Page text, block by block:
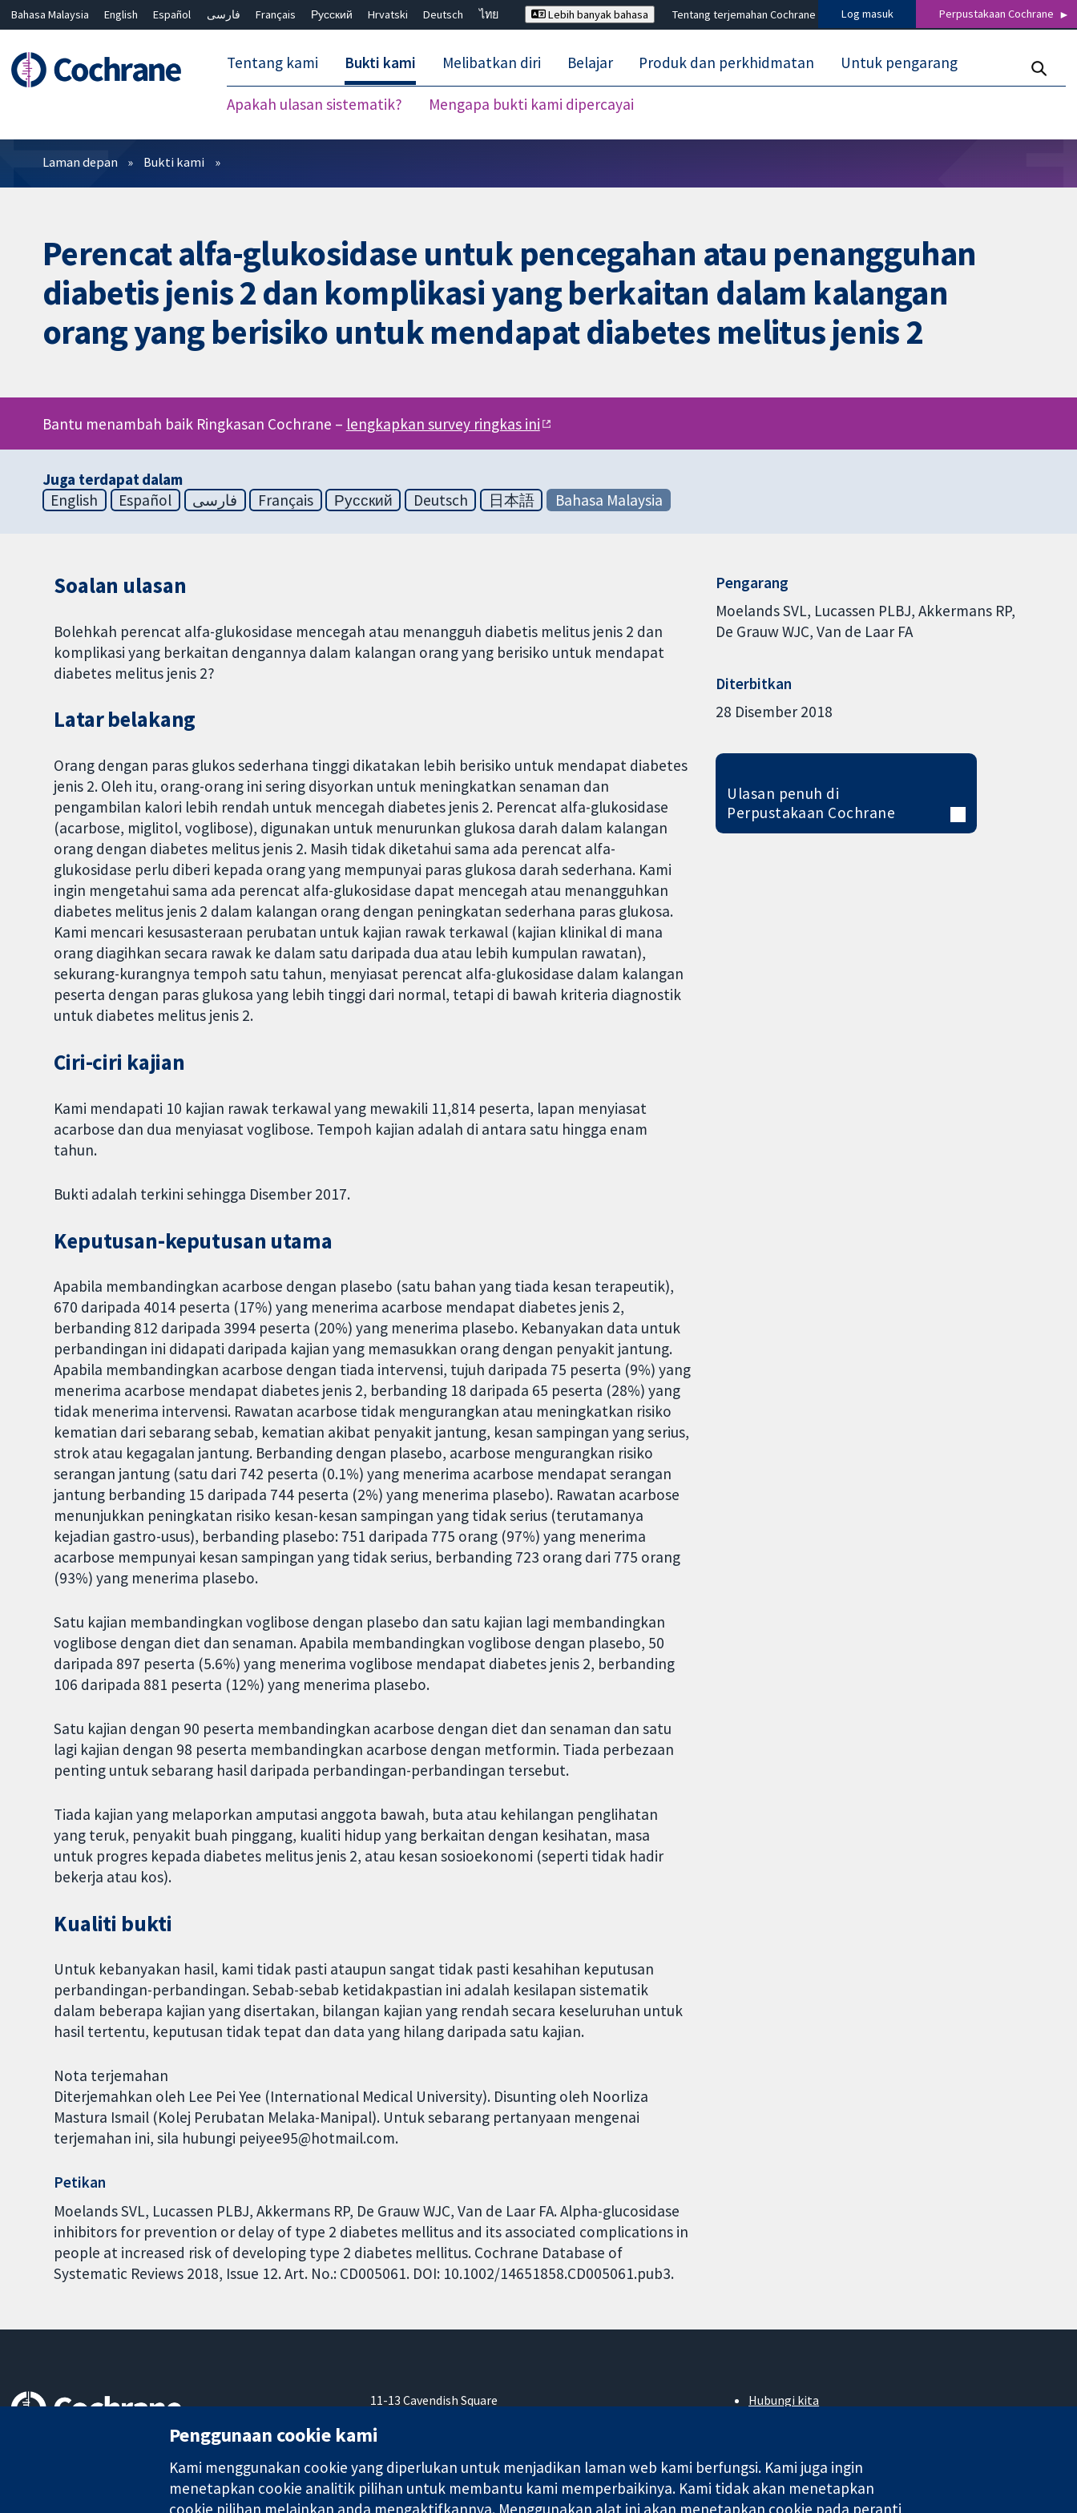
Bahasa Malaysia English Español فارسی Français Русский Hrvatski Deutsch
ไทย
Lebih banyak bahasa Tentang terjemahan Cochrane Log masuk Perpustakaan Cochrane
Tentang kami Bukti kami
Apakah ulasan sistematik? Mengapa bukti kami dipercayai
Melibatkan diri Belajar Produk dan perkhidmatan Untuk pengarang
Penapis
Laman depan Bukti kami
Perencat alfa-glukosidase untuk pencegahan atau penangguhan
diabetis jenis 2 dan komplikasi yang berkaitan dalam kalangan
orang yang berisiko untuk mendapat diabetes melitus jenis 2
Bantu menambah baik Ringkasan Cochrane – lengkapkan survey ringkas ini
Juga terdapat dalam
English
Español فارسی Français Русский Deutsch 日本語 Bahasa Malaysia
Soalan ulasan
Bolehkah perencat alfa-glukosidase mencegah atau menangguh diabetis melitus jenis 2 dan
komplikasi yang berkaitan dengannya dalam kalangan orang yang berisiko untuk mendapat
diabetes melitus jenis 2?
Latar belakang
Orang dengan paras glukos sederhana tinggi dikatakan lebih berisiko untuk mendapat diabetes
jenis 2. Oleh itu, orang-orang ini sering disyorkan untuk meningkatkan senaman dan
pengambilan kalori lebih rendah untuk mencegah diabetes jenis 2. Perencat alfa-glukosidase
(acarbose, miglitol, voglibose), digunakan untuk menurunkan glukosa darah dalam kalangan
orang dengan diabetes melitus jenis 2. Masih tidak diketahui sama ada perencat alfa-
glukosidase perlu diberi kepada orang yang mempunyai paras glukosa darah sederhana. Kami
ingin mengetahui sama ada perencat alfa-glukosidase dapat mencegah atau menangguhkan
diabetes melitus jenis 2 dalam kalangan orang dengan peningkatan sederhana paras glukosa.
Kami mencari kesusasteraan perubatan untuk kajian rawak terkawal (kajian klinikal di mana
orang diagihkan secara rawak ke dalam satu daripada dua atau lebih kumpulan rawatan),
sekurang-kurangnya tempoh satu tahun, menyiasat perencat alfa-glukosidase dalam kalangan
peserta dengan paras glukosa yang lebih tinggi dari normal, tetapi di bawah kriteria diagnostik
untuk diabetes melitus jenis 2.
Ciri-ciri kajian
Kami mendapati 10 kajian rawak terkawal yang mewakili 11,814 peserta, lapan menyiasat
acarbose dan dua menyiasat voglibose. Tempoh kajian adalah di antara satu hingga enam
tahun.
Bukti adalah terkini sehingga Disember 2017.
Keputusan-keputusan utama
Apabila membandingkan acarbose dengan plasebo (satu bahan yang tiada kesan terapeutik),
670 daripada 4014 peserta (17%) yang menerima acarbose mendapat diabetes jenis 2,
berbanding 812 daripada 3994 peserta (20%) yang menerima plasebo. Kebanyakan data untuk
perbandingan ini didapati daripada kajian yang memasukkan orang dengan penyakit jantung.
Apabila membandingkan acarbose dengan tiada intervensi, tujuh daripada 75 peserta (9%) yang
menerima acarbose mendapat diabetes jenis 2, berbanding 18 daripada 65 peserta (28%) yang
tidak menerima intervensi. Rawatan acarbose tidak mengurangkan atau meningkatkan risiko
kematian dari sebarang sebab, kematian akibat penyakit jantung, kesan sampingan yang serius,
strok atau kegagalan jantung. Berbanding dengan plasebo, acarbose mengurangkan risiko
serangan jantung (satu dari 742 peserta (0.1%) yang menerima acarbose mendapat serangan
jantung berbanding 15 daripada 744 peserta (2%) yang menerima plasebo). Rawatan acarbose
menunjukkan peningkatan risiko kesan-kesan sampingan yang tidak serius (terutamanya
kejadian gastro-usus), berbanding plasebo: 751 daripada 775 orang (97%) yang menerima
acarbose mempunyai kesan sampingan yang tidak serius, berbanding 723 orang dari 775 orang
(93%) yang menerima plasebo.
Satu kajian membandingkan voglibose dengan plasebo dan satu kajian lagi membandingkan
voglibose dengan diet dan senaman. Apabila membandingkan voglibose dengan plasebo, 50
daripada 897 peserta (5.6%) yang menerima voglibose mendapat diabetes jenis 2, berbanding
106 daripada 881 peserta (12%) yang menerima plasebo.
Satu kajian dengan 90 peserta membandingkan acarbose dengan diet dan senaman dan satu
lagi kajian dengan 98 peserta membandingkan acarbose dengan metformin. Tiada perbezaan
penting untuk sebarang hasil daripada perbandingan-perbandingan tersebut.
Tiada kajian yang melaporkan amputasi anggota bawah, buta atau kehilangan penglihatan
yang teruk, penyakit buah pinggang, kualiti hidup yang berkaitan dengan kesihatan, masa
untuk progres kepada diabetes melitus jenis 2, atau kesan sosioekonomi (seperti tidak hadir
bekerja atau kos).
Kualiti bukti
Untuk kebanyakan hasil, kami tidak pasti ataupun sangat tidak pasti kesahihan keputusan
perbandingan-perbandingan. Sebab-sebab ketidakpastian ini adalah kesilapan sistematik
dalam beberapa kajian yang disertakan, bilangan kajian yang rendah secara keseluruhan untuk
hasil tertentu, keputusan tidak tepat dan data yang hilang daripada satu kajian.
Nota terjemahan
Diterjemahkan oleh Lee Pei Yee (International Medical University). Disunting oleh Noorliza
Mastura Ismail (Kolej Perubatan Melaka-Manipal). Untuk sebarang pertanyaan mengenai
terjemahan ini, sila hubungi peiyee95@hotmail.com.
Petikan
Moelands SVL, Lucassen PLBJ, Akkermans RP, De Grauw WJC, Van de Laar FA. Alpha-glucosidase
inhibitors for prevention or delay of type 2 diabetes mellitus and its associated complications in
people at increased risk of developing type 2 diabetes mellitus. Cochrane Database of
Systematic Reviews 2018, Issue 12. Art. No.: CD005061. DOI: 10.1002/14651858.CD005061.pub3.
Pengarang
Moelands SVL Lucassen PLBJ Akkermans RP
De Grauw WJC Van de Laar FA
Diterbitkan
28 Disember 2018
Ulasan penuh di
Perpustakaan Cochrane
11-13 Cavendish Square
W1G 0AN
Hubungi kita
Pekerjaan
Cochrane Library
Penggunaan cookie kami
Kami menggunakan cookie yang diperlukan untuk menjadikan laman web kami berfungsi. Kami juga ingin
menetapkan cookie analitik pilihan untuk membantu kami memperbaikinya. Kami tidak akan menetapkan
cookie pilihan melainkan anda mengaktifkannya. Menggunakan alat ini akan menetapkan cookie pada peranti